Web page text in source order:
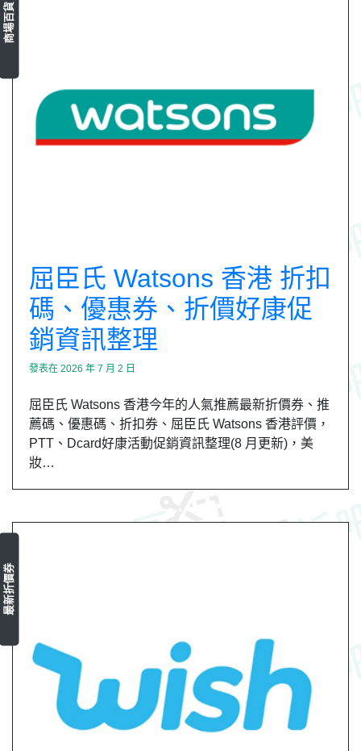
商場百貨
屈臣氏 Watsons 香港 折扣
碼、優惠券、折價好康促
銷資訊整理
發表在 2026 年 7 月 2 日
屈臣氏 Watsons 香港今年的人氣推薦最新折價券、推
薦碼、優惠碼、折扣券、屈臣氏 Watsons 香港評價，
PTT、Dcard好康活動促銷資訊整理(8 月更新)，美
妝…
最新折價券